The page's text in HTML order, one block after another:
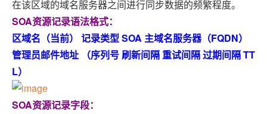
在该区域的域名服务器之间进行同步数据的频繁程度。
SOA资源记录语法格式：
区域名（当前） 记录类型 SOA 主域名服务器（FQDN）
管理员邮件地址 （序列号 刷新间隔 重试间隔 过期间隔 TT
L）
SOA资源记录字段：